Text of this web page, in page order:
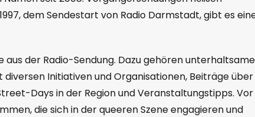
dem Sendestart von Radio Darmstadt, gibt es
der Radio-Sendung. Dazu gehören unterhaltsame
Initiativen und Organisationen, Beiträge über
Days in der Region und Veranstaltungstipps. Vor
die sich in der queeren Szene engagieren und